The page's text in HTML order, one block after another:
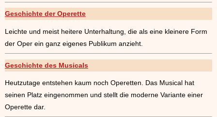
Geschichte der Operette
Leichte und meist heitere Unterhaltung, die als eine kleinere Form
der Oper ein ganz eigenes Publikum anzieht.
Geschichte des Musicals
Heutzutage entstehen kaum noch Operetten. Das Musical hat
seinen Platz eingenommen und stellt die moderne Variante einer
Operette dar.